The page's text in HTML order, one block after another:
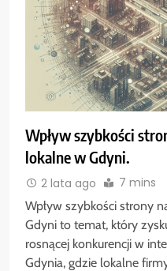
Wpływ szybkości
lokalne w Gdyni.
2 lata ago 7 mins
Wpływ szybkości strony
Gdyni to temat, który
rosnącej konkurencji w
Gdynia, gdzie lokalne